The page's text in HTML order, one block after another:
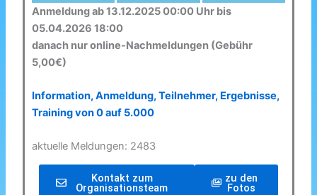
Anmeldung ab 13.12.2025 00:00 Uhr bis
05.04.2026 18:00
danach nur online-Nachmeldungen (Gebühr
5,00€)
Information, Anmeldung, Teilnehmer, Ergebnisse,
Training von 0 auf 5.000
aktuelle Meldungen: 2483
Kontakt zum
Organisationsteam
zu den
Fotos